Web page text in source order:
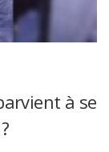
à se